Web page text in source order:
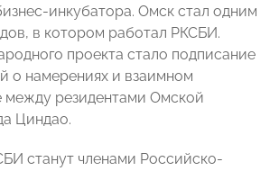
инкубатора. Омск стал одним
в котором работал РКСБИ.
проекта стало подписание
о намерениях и взаимном
между резидентами Омской
Циндао.
станут членами Российско-